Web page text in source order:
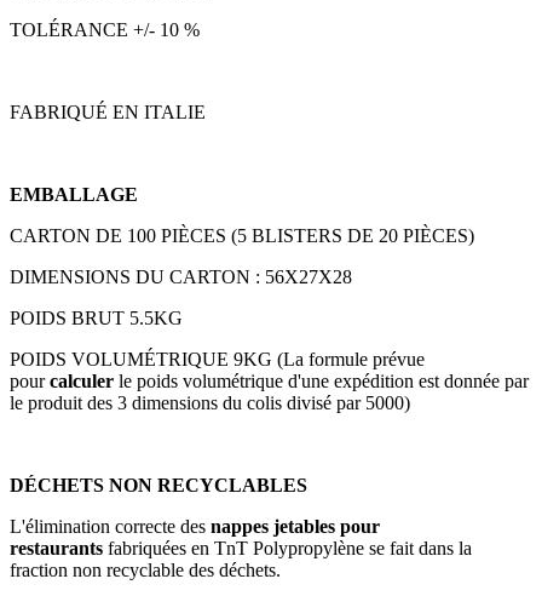
TOLÉRANCE +/- 10 %
FABRIQUÉ EN ITALIE
EMBALLAGE
CARTON DE 100 PIÈCES (5 BLISTERS DE 20 PIÈCES)
DIMENSIONS DU CARTON : 56X27X28
POIDS BRUT 5.5KG
POIDS VOLUMÉTRIQUE 9KG (La formule prévue
pour calculer le poids volumétrique d'une expédition est donnée par
le produit des 3 dimensions du colis divisé par 5000)
DÉCHETS NON RECYCLABLES
L'élimination correcte des nappes jetables pour
restaurants fabriquées en TnT Polypropylène se fait dans la
fraction non recyclable des déchets.